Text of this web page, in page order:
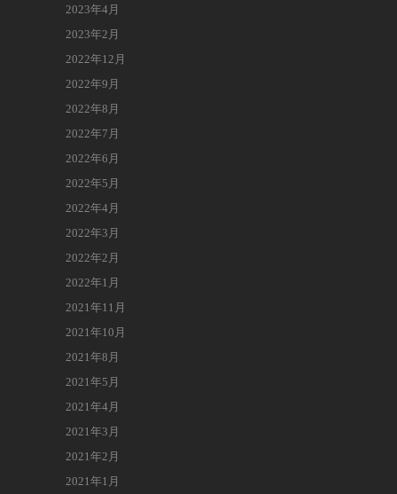
2023年4月
2023年2月
2022年12月
2022年9月
2022年8月
2022年7月
2022年6月
2022年5月
2022年4月
2022年3月
2022年2月
2022年1月
2021年11月
2021年10月
2021年8月
2021年5月
2021年4月
2021年3月
2021年2月
2021年1月